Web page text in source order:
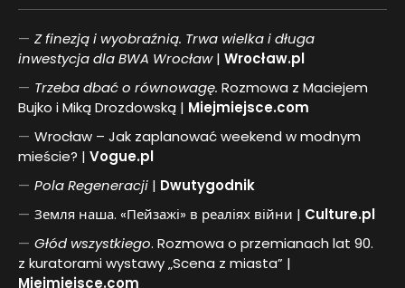
Z finezją i wyobraźnią. Trwa wielka i długa
inwestycja dla BWA Wrocław| Wrocław.pl
Trzeba dbać o równowagę. Rozmowa z Maciejem
Bujko i Miką Drozdowską | Miejmiejsce.com
Wrocław – Jak zaplanować weekend w modnym
mieście? | Vogue.pl
PolaRegeneracji | Dwutygodnik
Земля наша. «Пейзажі» в реаліях війни | Culture.pl
Głód wszystkiego. Rozmowa o przemianach lat 90.
z kuratorami wystawy „Scena z miasta” |
Miejmiejsce.com